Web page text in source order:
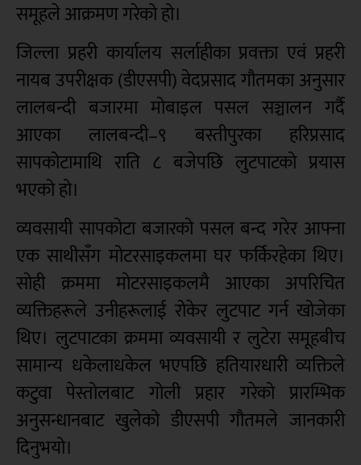
समूहले आक्रमण गरेको हो।
जिल्ला प्रहरी कार्यालय सर्लाहीका प्रवक्ता एवं प्रहरी
नायब उपरीक्षक (डीएसपी) वेदप्रसाद गौतमका अनुसार
लालबन्दी बजारमा मोबाइल पसल सञ्चालन गर्दै
आएका लालबन्दी–९ बस्तीपुरका हरिप्रसाद
सापकोटामाथि राति ८ बजेपछि लुटपाटको प्रयास
भएको हो।
व्यवसायी सापकोटा बजारको पसल बन्द गरेर आफ्ना
एक साथीसँग मोटरसाइकलमा घर फर्किरहेका थिए।
सोही क्रममा मोटरसाइकलमै आएका अपरिचित
व्यक्तिहरूले उनीहरूलाई रोकेर लुटपाट गर्न खोजेका
थिए। लुटपाटका क्रममा व्यवसायी र लुटेरा समूहबीच
सामान्य धकेलाधकेल भएपछि हतियारधारी व्यक्तिले
कटुवा पेस्तोलबाट गोली प्रहार गरेको प्रारम्भिक
अनुसन्धानबाट खुलेको डीएसपी गौतमले जानकारी
दिनुभयो।